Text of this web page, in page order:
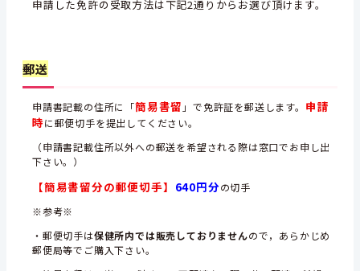
申請した免許の受取方法は下記2通りからお選び頂けます。
郵送
申請書記載の住所に「簡易書留 」で免許証を郵送します。 申請
時に郵便切手を提出してください。
（申請書記載住所以外への郵送を希望される際は窓口でお申し出
下さい。）
【簡易書留分の郵便切手】 640円分の切手
※参考※
・郵便切手は保健所内では販売しておりませんので，あらかじめ
郵便局等でご購入下さい。